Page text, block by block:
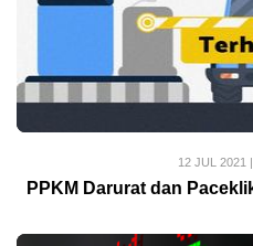
12 JUL 2021 |
PPKM Darurat dan